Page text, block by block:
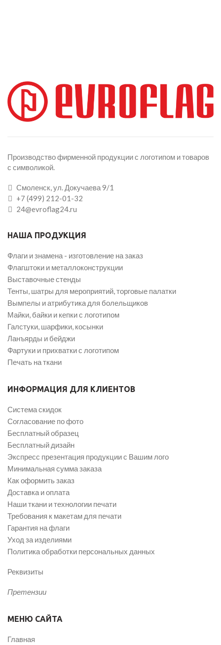
Производство фирменной продукции с логотипом и товаров
с символикой.
Смоленск, ул. Докучаева 9/1
+7 (499) 212-01-32
24@evroflag24.ru
НАША ПРОДУКЦИЯ
Флаги и знамена - изготовление на заказ
Флагштоки и металлоконструкции
Выставочные стенды
Тенты, шатры для мероприятий, торговые палатки
Вымпелы и атрибутика для болельщиков
Майки, байки и кепки с логотипом
Галстуки, шарфики, косынки
Ланъярды и бейджи
Фартуки и прихватки с логотипом
Печать на ткани
ИНФОРМАЦИЯ ДЛЯ КЛИЕНТОВ
Система скидок
Согласование по фото
Бесплатный образец
Бесплатный дизайн
Экспресс презентация продукции с Вашим лого
Минимальная сумма заказа
Как оформить заказ
Доставка и оплата
Наши ткани и технологии печати
Требования к макетам для печати
Гарантия на флаги
Уход за изделиями
Политика обработки персональных данных
Реквизиты
Претензии
МЕНЮ САЙТА
Главная